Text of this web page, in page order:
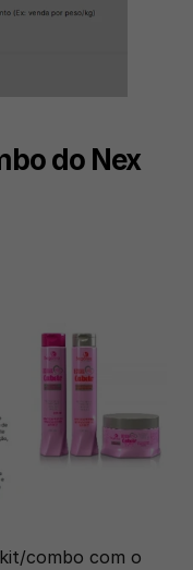
do Nex
combo com o